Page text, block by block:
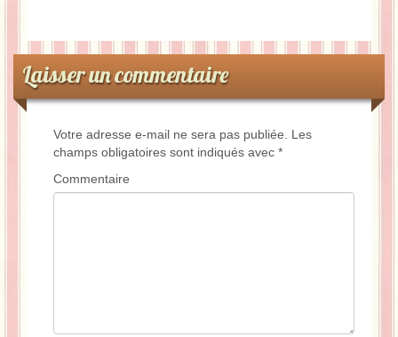
Laisser un commentaire
Votre adresse e-mail ne sera pas publiée.
Les
champs obligatoires sont indiqués avec *
Commentaire